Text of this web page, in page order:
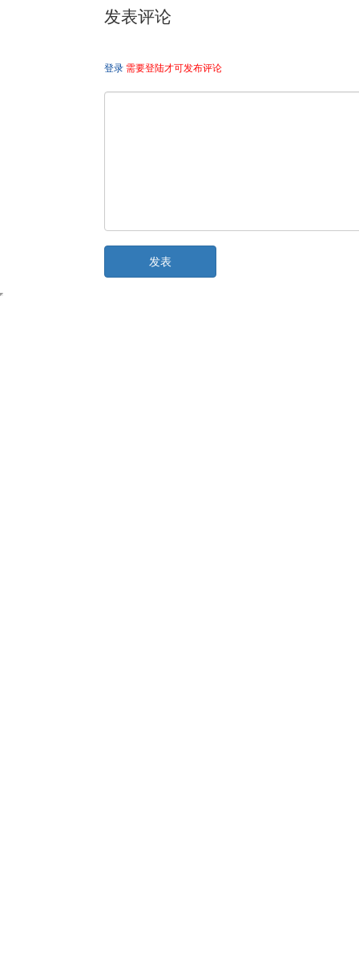
发表评论
登录 需要登陆才可发布评论